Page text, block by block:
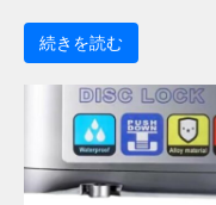
続きを読む